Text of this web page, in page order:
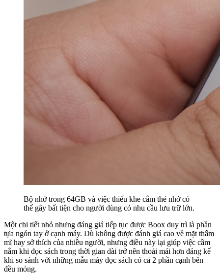
Bộ nhớ trong 64GB và việc thiếu khe cắm thẻ nhớ có
thể gây bất tiện cho người dùng có nhu cầu lưu trữ lớn.
Một chi tiết nhỏ nhưng đáng giá tiếp tục được Boox duy trì là phần
tựa ngón tay ở cạnh máy. Dù không được đánh giá cao về mặt thẩm
mĩ hay sở thích của nhiều người, nhưng điều này lại giúp việc cầm
nắm khi đọc sách trong thời gian dài trở nên thoải mái hơn đáng kể
khi so sánh với những mẫu máy đọc sách có cả 2 phần cạnh bên
đều mỏng.